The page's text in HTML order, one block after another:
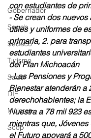
Gobernador
Segob
Sedeco
Turismo
Sader
DIF
Mujeres
Scop
con estudiantes de
- Se crean dos
útiles y uniformes de
primaria, 2. para
estudiantes
del Plan Michoacán
- Las Pensiones y
Bienestar atenderán a
derechohabientes; la
Nuestra a 78 mil 923
mientras que,
el Futuro apoyará a